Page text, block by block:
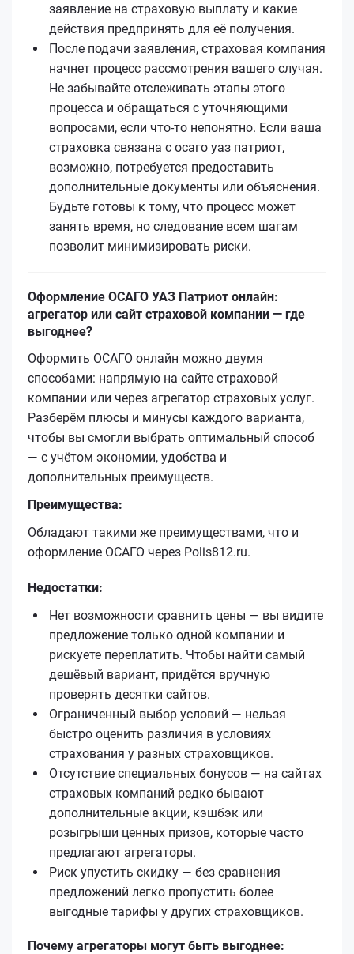
заявление на страховую выплату и какие
действия предпринять для её получения.
После подачи заявления, страховая компания
начнет процесс рассмотрения вашего случая.
Не забывайте отслеживать этапы этого
процесса и обращаться с уточняющими
вопросами, если что-то непонятно. Если ваша
страховка связана с осаго уаз патриот,
возможно, потребуется предоставить
дополнительные документы или объяснения.
Будьте готовы к тому, что процесс может
занять время, но следование всем шагам
позволит минимизировать риски.
Оформление ОСАГО УАЗ Патриот онлайн:
агрегатор или сайт страховой компании — где
выгоднее?
Оформить ОСАГО онлайн можно двумя
способами: напрямую на сайте страховой
компании или через агрегатор страховых услуг.
Разберём плюсы и минусы каждого варианта,
чтобы вы смогли выбрать оптимальный способ
— с учётом экономии, удобства и
дополнительных преимуществ.
Преимущества:
Обладают такими же преимуществами, что и
оформление ОСАГО через Polis812.ru.
Недостатки:
Нет возможности сравнить цены — вы видите
предложение только одной компании и
рискуете переплатить. Чтобы найти самый
дешёвый вариант, придётся вручную
проверять десятки сайтов.
Ограниченный выбор условий — нельзя
быстро оценить различия в условиях
страхования у разных страховщиков.
Отсутствие специальных бонусов — на сайтах
страховых компаний редко бывают
дополнительные акции, кэшбэк или
розыгрыши ценных призов, которые часто
предлагают агрегаторы.
Риск упустить скидку — без сравнения
предложений легко пропустить более
выгодные тарифы у других страховщиков.
Почему агрегаторы могут быть выгоднее: